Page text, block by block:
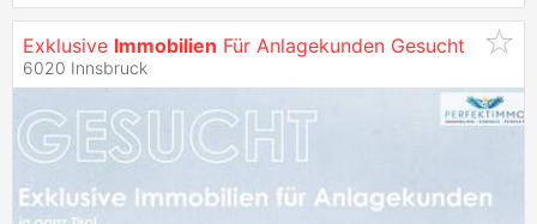
Exklusive Immobilien Für Anlagekunden Gesucht
6020 Innsbruck